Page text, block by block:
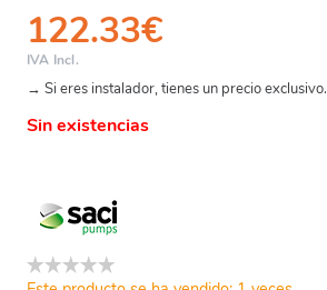
122.33€
IVA Incl.
→ Si eres instalador, tienes un precio exclusivo.
Sin existencias